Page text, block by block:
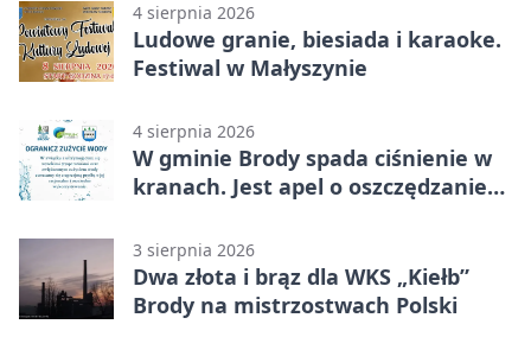
4 sierpnia 2026
Ludowe granie, biesiada i karaoke.
Festiwal w Małyszynie
4 sierpnia 2026
W gminie Brody spada ciśnienie w
kranach. Jest apel o oszczędzanie
3 sierpnia 2026
Dwa złota i brąz dla WKS „Kiełb”
Brody na mistrzostwach Polski